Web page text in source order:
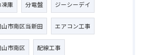
凍庫 分電盤 ジーシーデイ
山市南区当新田 エアコン工事
山市南区 配線工事